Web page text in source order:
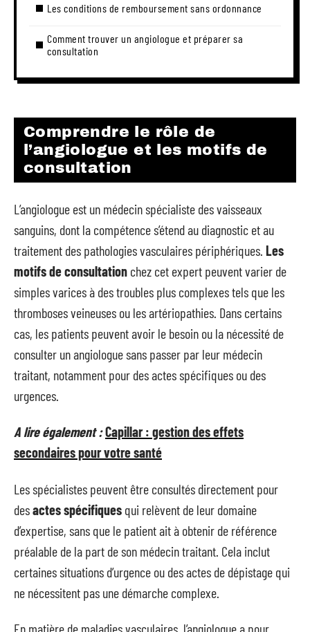
Les conditions de remboursement sans ordonnance
Comment trouver un angiologue et préparer sa
consultation
Comprendre le rôle de
l’angiologue et les motifs de
consultation
L’angiologue est un médecin spécialiste des vaisseaux
sanguins, dont la compétence s’étend au diagnostic et au
traitement des pathologies vasculaires périphériques. Les
motifs de consultation chez cet expert peuvent varier de
simples varices à des troubles plus complexes tels que les
thromboses veineuses ou les artériopathies. Dans certains
cas, les patients peuvent avoir le besoin ou la nécessité de
consulter un angiologue sans passer par leur médecin
traitant, notamment pour des actes spécifiques ou des
urgences.
A lire également :Capillar : gestion des effets
secondaires pour votre santé
Les spécialistes peuvent être consultés directement pour
desactes spécifiques qui relèvent de leur domaine
d’expertise, sans que le patient ait à obtenir de référence
préalable de la part de son médecin traitant. Cela inclut
certaines situations d’urgence ou des actes de dépistage qui
ne nécessitent pas une démarche complexe.
En matière de maladies vasculaires, l’angiologue a pour